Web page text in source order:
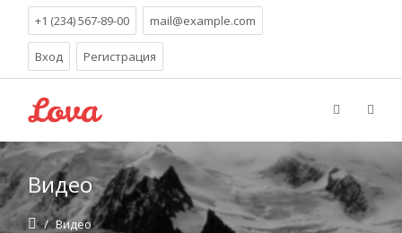
+1 (234) 567-89-00 mail@example.com
Вход Регистрация
Видео
/ Видео